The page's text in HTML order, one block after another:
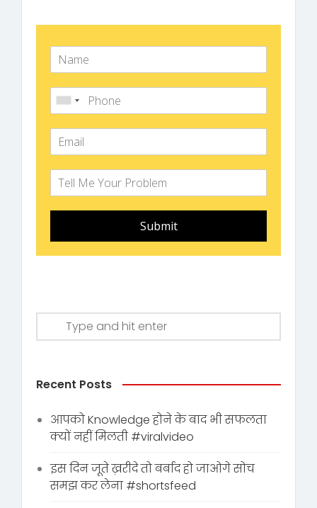
Submit
Recent Posts
आपको Knowledge होने के बाद भी सफलता
क्यों नहीं मिलती #viralvideo
इस दिन जूते ख़रीदे तो बर्बाद हो जाओगे सोच
समझ कर लेना #shortsfeed